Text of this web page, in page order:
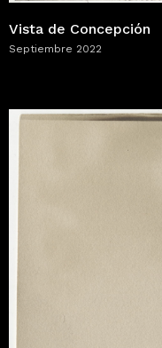
Vista de Concepción
Septiembre 2022